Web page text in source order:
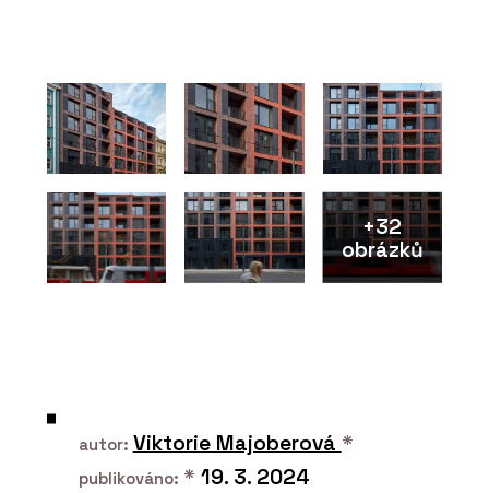
+32
obrázků
autor: Viktorie Majoberová *
publikováno: * 19. 3. 2024